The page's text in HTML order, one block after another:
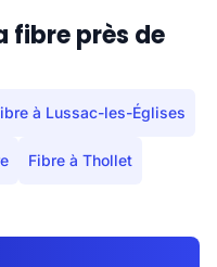
fibre près de
à Lussac-les-Églises
Fibre à Thollet